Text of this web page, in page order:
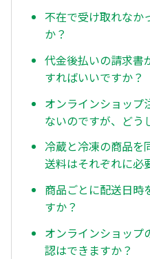
不在で受け取れなか
か？
代金後払いの請求書
すればいいですか？
オンラインショップ
ないのですが、どう
冷蔵と冷凍の商品を
送料はそれぞれに必
商品ごとに配送日時
すか？
オンラインショップ
認はできますか？